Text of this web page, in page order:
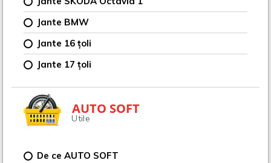
Jante BMW
Jante 16 țoli
Jante 17 țoli
AUTO SOFT
Utile
De ce AUTO SOFT